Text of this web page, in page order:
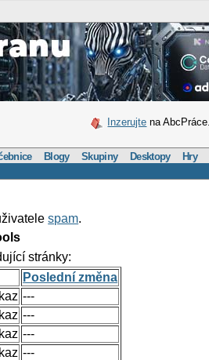
Inzerujte na
Blogy Skupiny Desktopy Hry
spam.
stránky:
Poslední změna
---
---
---
---